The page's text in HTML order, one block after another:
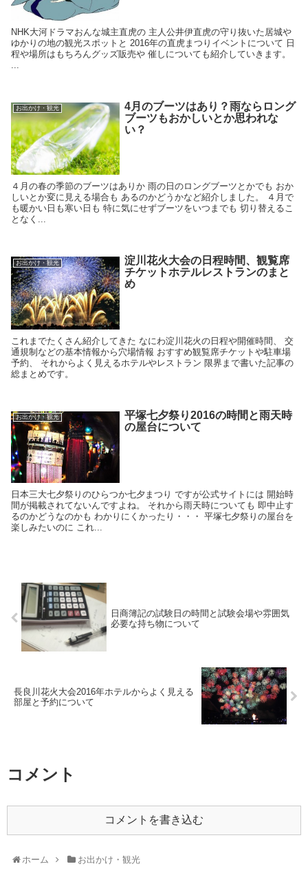
NHK大河ドラマおんな城主直虎の 主人公井伊直虎の守り抜いた居城や
ゆかりの地の観光スポットと 2016年の直虎まつりイベントについて 日
程や場所はもちろんグッズ販売や 催しについても紹介していきます。
お出かけ・観光
4月のブーツはあり？雨ならロング
ブーツもおかしいとか思われな
い？
４月の春の季節のブーツはありか 雨の日のロングブーツとかでも おか
しいとか変に見える場合も あるのかどうかなど紹介しました。 ４月で
も暖かい日も寒い日も 特に気にせずブーツをいつまでも 切り替えるこ
となく...
お出かけ・観光
淀川花火大会の日程時間、観覧席
チケットホテルレストランのまと
め
これまでたくさん紹介してきた なにわ淀川花火の日程や開催時間、 交
通規制などの基本情報から穴場情報 おすすめ観覧席チケットや駐車場
予約、 それからよく見えるホテルやレストラン 限界まで書いた記事の
総まとめです。
お出かけ・観光
平塚七夕祭り2016の時間と雨天時
の屋台について
日本三大七夕祭りのひらつか七夕まつり ですが公式サイトには 開始時
間が掲載されてないんですよね。 それから雨天時についても 即中止す
るのかどうなのかも わかりにくかったり・・・ 平塚七夕祭りの屋台を
楽しみたいのに これ...
日商簿記の試験日の時間と試験会場や雰囲気
必要な持ち物について
長良川花火大会2016年ホテルからよく見える
部屋と予約について
コメント
コメントを書き込む
ホーム お出かけ・観光